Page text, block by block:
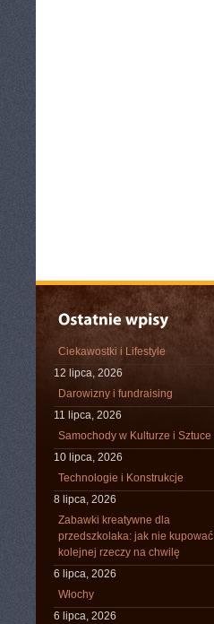
Ciekawostki i Lifestyle
12 lipca, 2026
Darowizny i fundraising
11 lipca, 2026
Samochody w Kulturze i Sztuce
10 lipca, 2026
Technologie i Konstrukcje
8 lipca, 2026
Zabawki kreatywne dla
przedszkolaka: jak nie kupować
kolejnej rzeczy na chwilę
6 lipca, 2026
Włochy
6 lipca, 2026